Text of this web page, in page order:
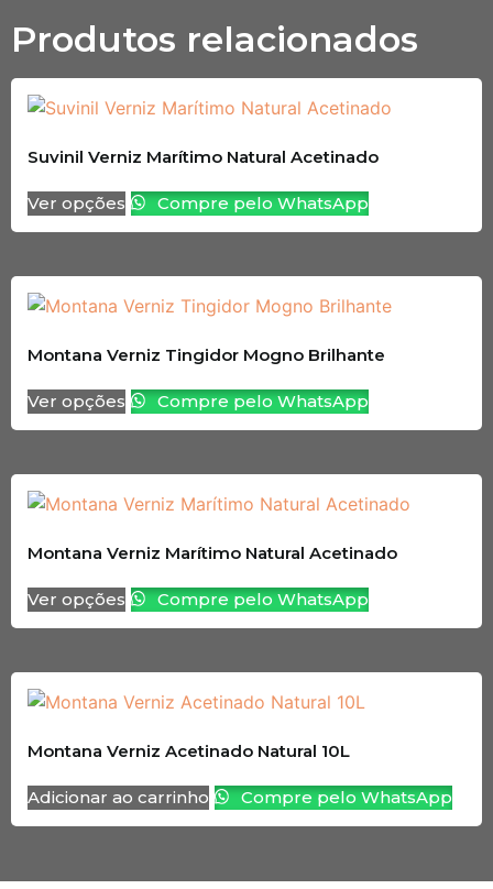
Produtos relacionados
Suvinil Verniz Marítimo Natural Acetinado
Ver opções Compre pelo WhatsApp
Montana Verniz Tingidor Mogno Brilhante
Ver opções Compre pelo WhatsApp
Montana Verniz Marítimo Natural Acetinado
Ver opções Compre pelo WhatsApp
Montana Verniz Acetinado Natural 10L
Adicionar ao carrinho Compre pelo WhatsApp